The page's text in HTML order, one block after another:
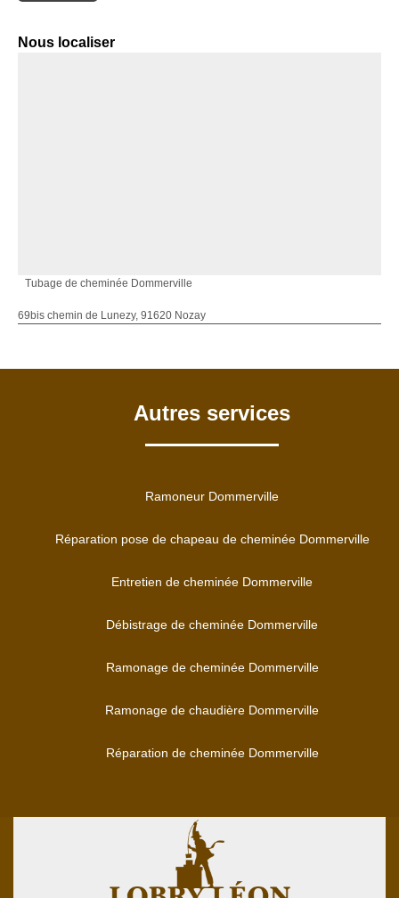
Nous localiser
Tubage de cheminée Dommerville
69bis chemin de Lunezy, 91620 Nozay
Autres services
Ramoneur Dommerville
Réparation pose de chapeau de cheminée Dommerville
Entretien de cheminée Dommerville
Débistrage de cheminée Dommerville
Ramonage de cheminée Dommerville
Ramonage de chaudière Dommerville
Réparation de cheminée Dommerville